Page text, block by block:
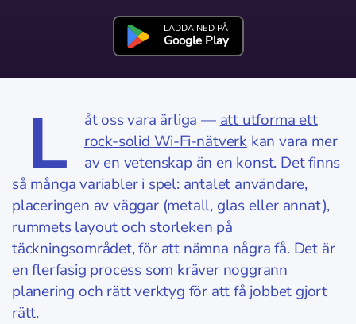
LADDA NED PÅ
Google Play
L åt oss vara ärliga — att utforma ett
rock-solid Wi-Fi-nätverk kan vara mer
av en vetenskap än en konst. Det finns
så många variabler i spel: antalet användare,
placeringen av väggar (metall, glas eller annat),
rummets layout och storleken på
täckningsområdet, för att nämna några få. Det är
en flerfasig process som kräver noggrann
planering och rätt verktyg för att få jobbet gjort
rätt.